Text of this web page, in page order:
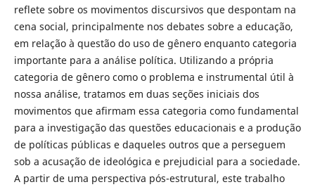
reflete sobre os movimentos discursivos que despontam na
cena social, principalmente nos debates sobre a educação,
em relação à questão do uso de gênero enquanto categoria
importante para a análise política. Utilizando a própria
categoria de gênero como o problema e instrumental útil à
nossa análise, tratamos em duas seções iniciais dos
movimentos que afirmam essa categoria como fundamental
para a investigação das questões educacionais e a produção
de políticas públicas e daqueles outros que a perseguem
sob a acusação de ideológica e prejudicial para a sociedade.
A partir de uma perspectiva pós-estrutural, este trabalho